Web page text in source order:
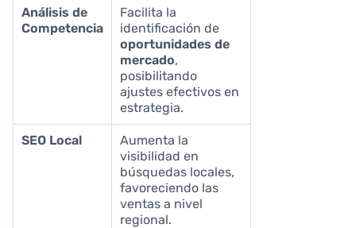
Análisis de
Competencia
Facilita la
identificación de
oportunidades de
mercado,
posibilitando
ajustes efectivos en
estrategia.
SEO Local
Aumenta la
visibilidad en
búsquedas locales,
favoreciendo las
ventas a nivel
regional.